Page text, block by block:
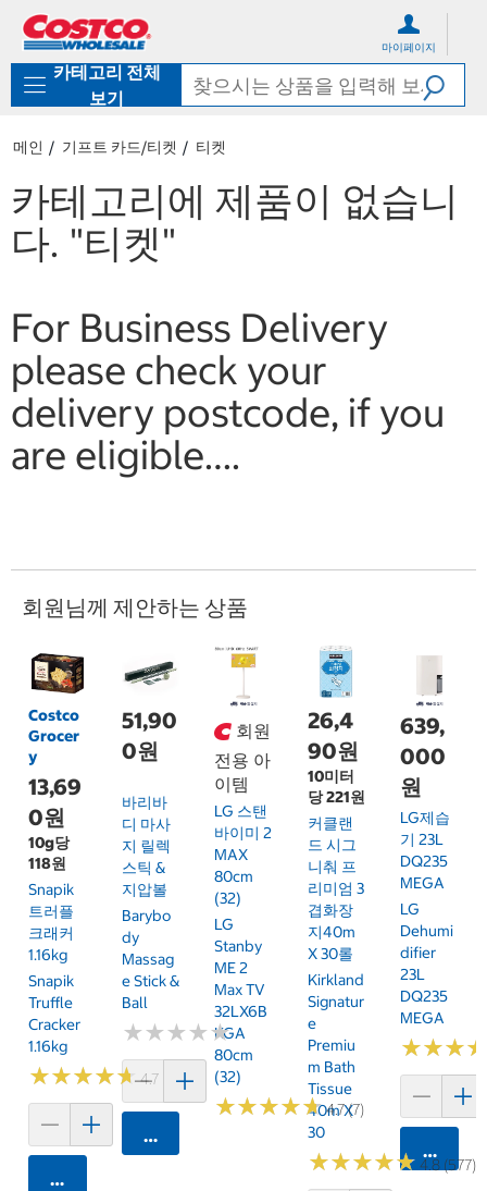
로
기
가
마이페이지
카테고리 전체
보기
메인 기프트 카드/티켓 티켓
카테고리에 제품이 없습니
다. "티켓"
For Business Delivery
please check your
delivery postcode, if you
are eligible….
회원님께 제안하는 상품
Costco
Grocer
y
13,69
0원
10g당
118원
Snapik
트러플
크래커
1.16kg
Snapik
Truffle
Cracker
1.16kg
★★★★★
★★★★★4.7 (159)
카트에 담기
51,90
0원
바리바
디 마사
지 릴렉
스틱 &
지압볼
Barybo
Dy
Massag
E Stick &
Ball
★★★★★
★★★★★
카트에 담기
회원
전용 아
이템
LG 스탠
바이미 2
MAX
80cm
(32)
LG
Stanby
ME 2
Max TV
32LX6B
KGA
80cm
(32)
★★★★★
★★★★★4.7 (7)
26,4
90원
10미터
당 221원
커클랜
드 시그
니춰 프
리미엄 3
겹화장
지40m
X 30롤
Kirkland
Signatur
E
Premiu
M Bath
Tissue
40m X
30
★★★★★
★★★★★ 4.8 (577)
639,
000
원
LG제습
기 23L
DQ235
MEGA
LG
Dehumi
Difier
23L
DQ235
MEGA
★★★
★★★
카트에